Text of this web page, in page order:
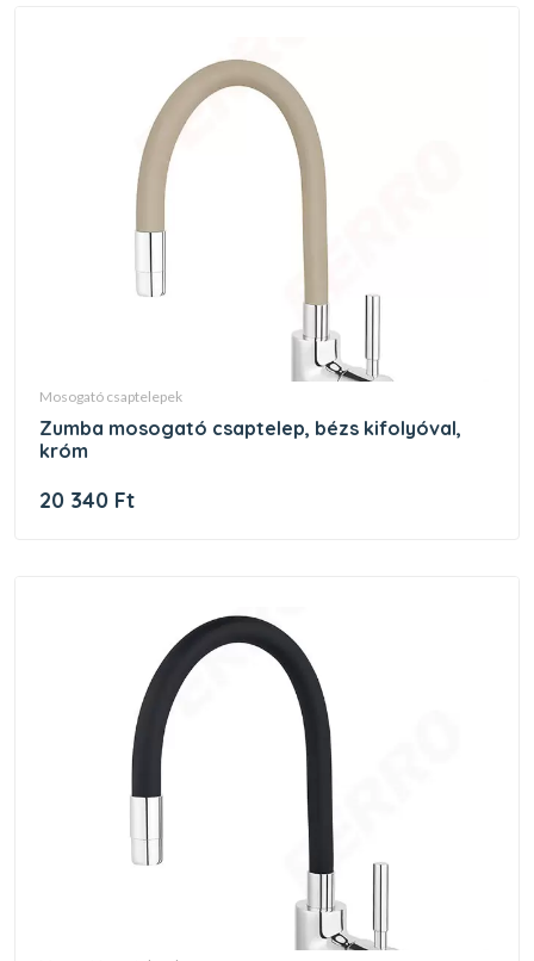
mosogató csaptelepek
zumba mosogató csaptelep, bézs kifolyóval,
króm
20 340 Ft